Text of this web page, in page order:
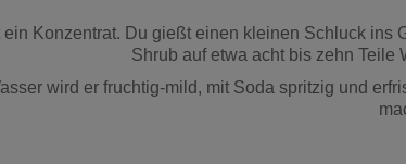
ein Konzentrat. Du gießt einen kleinen Schluck ins
Shrub auf etwa acht bis zehn Teile
wird er fruchtig-mild, mit Soda spritzig und